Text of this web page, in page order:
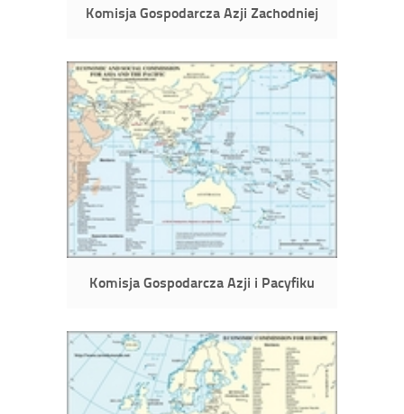
Komisja Gospodarcza Azji Zachodniej
Komisja Gospodarcza Azji i Pacyfiku